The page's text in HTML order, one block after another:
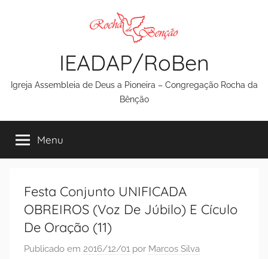
IEADAP/RoBen
Igreja Assembleia de Deus a Pioneira – Congregação Rocha da
Bênção
Menu
Festa Conjunto UNIFICADA
OBREIROS (Voz De Júbilo) E Cículo
De Oração (11)
Publicado em 2016/12/01 por Marcos Silva